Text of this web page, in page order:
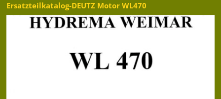
Ersatzteilkatalog-DEUTZ Motor WL470